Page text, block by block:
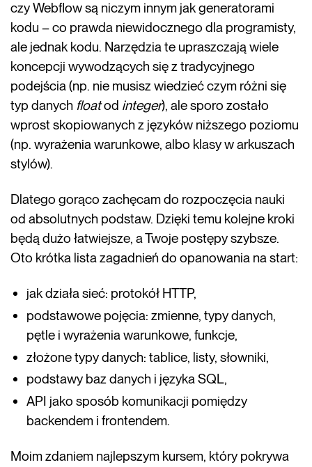
czy Webflow są niczym innym jak generatorami
kodu – co prawda niewidocznego dla programisty,
ale jednak kodu. Narzędzia te upraszczają wiele
koncepcji wywodzących się z tradycyjnego
podejścia (np. nie musisz wiedzieć czym różni się
typ danych floatod integer), ale sporo zostało
wprost skopiowanych z języków niższego poziomu
(np. wyrażenia warunkowe, albo klasy w arkuszach
stylów).
Dlatego gorąco zachęcam do rozpoczęcia nauki
od absolutnych podstaw. Dzięki temu kolejne kroki
będą dużo łatwiejsze, a Twoje postępy szybsze.
Oto krótka lista zagadnień do opanowania na start:
jak działa sieć: protokół HTTP,
podstawowe pojęcia: zmienne, typy danych,
pętle i wyrażenia warunkowe, funkcje,
złożone typy danych: tablice, listy, słowniki,
podstawy baz danych i języka SQL,
API jako sposób komunikacji pomiędzy
backendem i frontendem.
Moim zdaniem najlepszym kursem, który pokrywa